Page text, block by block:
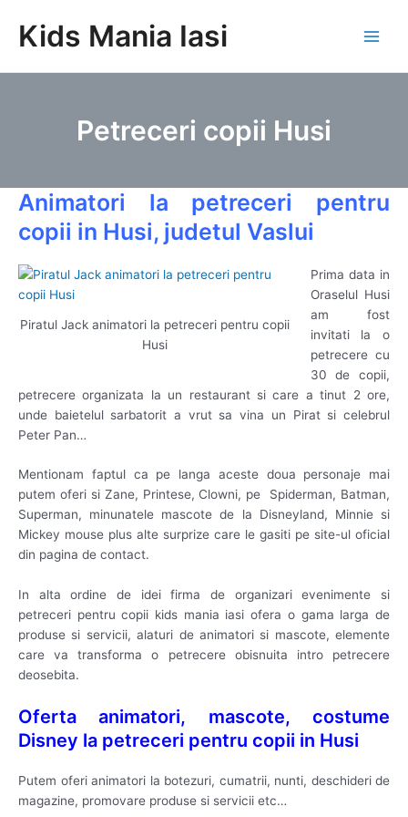
contentKids Mania Iasi
Petreceri copii Husi
Animatori la petreceri pentru
copii in Husi, judetul Vaslui
Piratul Jack animatori la petreceri pentru copii
Husi
Prima data in
Oraselul Husi
am fost
invitati la o
petrecere cu
30 de copii,
petrecere organizata la un restaurant si care a tinut 2 ore,
unde baietelul sarbatorit a vrut sa vina un Pirat si celebrul
Peter Pan…
Mentionam faptul ca pe langa aceste doua personaje mai
putem oferi si Zane, Printese, Clowni, pe Spiderman, Batman,
Superman, minunatele mascote de la Disneyland, Minnie si
Mickey mouse plus alte surprize care le gasiti pe site-ul oficial
din pagina de contact.
In alta ordine de idei firma de organizari evenimente si
petreceri pentru copii kids mania iasi ofera o gama larga de
produse si servicii, alaturi de animatori si mascote, elemente
care va transforma o petrecere obisnuita intro petrecere
deosebita.
Oferta animatori, mascote, costume
Disney la petreceri pentru copii in Husi
Putem oferi animatori la botezuri, cumatrii, nunti, deschideri de
magazine, promovare produse si servicii etc…